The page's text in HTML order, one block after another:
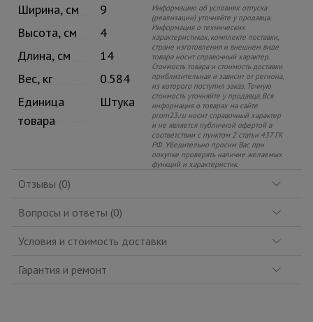
Ширина, см
9
Высота, см
4
Длина, см
14
Вес, кг
0.584
Единица
товара
Штука
Информацию об условиях отпуска
(реализации) уточняйте у продавца.
Информация о технических
характеристиках, комплекте поставки,
стране изготовления и внешнем виде
товара носит справочный характер.
Стоимость товара и стоимость доставки
приблизительная и зависит от региона,
из которого поступил заказ. Точную
стоимость уточняйте у продавца. Вся
информация о товарах на сайте
prom23.ru носит справочный характер
и не является публичной офертой в
соответствии с пунктом 2 статьи 437 ГК
РФ. Убедительно просим Вас при
покупке проверять наличие желаемых
функций и характеристик.
Отзывы (0)
Вопросы и ответы (0)
Условия и стоимость доставки
Гарантия и ремонт